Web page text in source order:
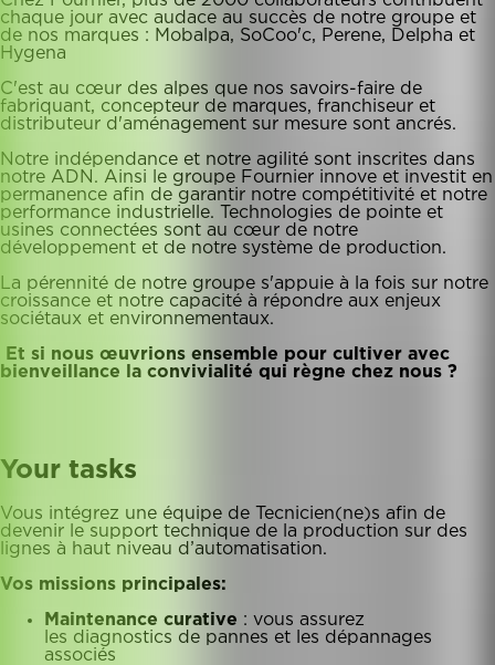
chaque jour avec audace au succès de notre groupe et
de nos marques : Mobalpa, SoCoo'c, Perene, Delpha et
Hygena
C'est au cœur des alpes que nos savoirs-faire de
fabriquant, concepteur de marques, franchiseur et
distributeur d'aménagement sur mesure sont ancrés.
Notre indépendance et notre agilité sont inscrites dans
notre ADN. Ainsi le groupe Fournier innove et investit en
permanence afin de garantir notre compétitivité et notre
performance industrielle. Technologies de pointe et
usines connectées sont au cœur de notre
développement et de notre système de production.
La pérennité de notre groupe s'appuie à la fois sur notre
croissance et notre capacité à répondre aux enjeux
sociétaux et environnementaux.
Et si nous œuvrions ensemble pour cultiver avec
bienveillance la convivialité qui règne chez nous ?
Your tasks
Vous intégrez une équipe de Tecnicien(ne)s afin de
devenir le support technique de la production sur des
lignes à haut niveau d’automatisation.
Vos missions principales:
Maintenance curative : vous assurez
les diagnostics de pannes et les dépannages
associés